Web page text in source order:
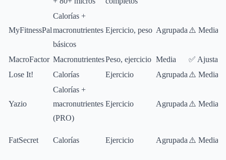
MyFitnessPal
Calorías +
macronutrientes
básicos
Ejercicio, peso Agrupada ⚠️ Media
MacroFactor MacronutrientesPeso, ejercicio Media
✅ Ajustada
Lose It!
Calorías Ejercicio Agrupada ⚠️ Media
Yazio
Calorías +
macronutrientes
(PRO)
Ejercicio Agrupada ⚠️ Media
FatSecret Calorías Ejercicio Agrupada ⚠️ Media